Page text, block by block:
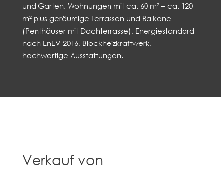
und Garten, Wohnungen mit ca. 60 m² – ca. 120
m² plus geräumige Terrassen und Balkone
(Penthäuser mit Dachterrasse), Energiestandard
nach EnEV 2016, Blockheizkraftwerk,
hochwertige Ausstattungen.
Verkauf von